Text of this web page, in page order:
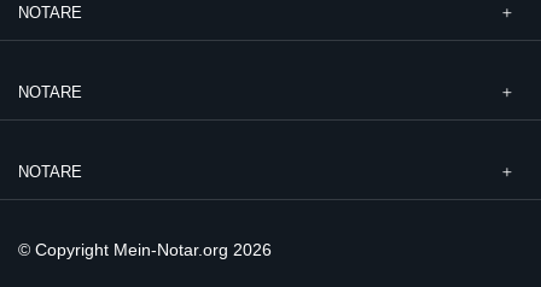
NOTARE
NOTARE
NOTARE
© Copyright Mein-Notar.org 2026